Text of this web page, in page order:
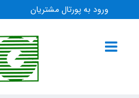
ورود به پورتال مشتریان